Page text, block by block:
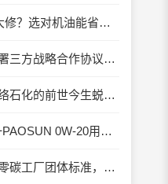
老车烧机油=上万大修？选对机油能省大钱！
福斯与因代克斯签署三方战略合作协议，覆盖全系列机床
百亩润滑油企业畅络石化的前世今生蜕变之路
省燃费4.3%* | 统一PAOSUN 0W-20用认证和标准说话
【龙蟠科技】参编零碳工厂团体标准，龙蟠科技以绿色智造锚定零碳未来